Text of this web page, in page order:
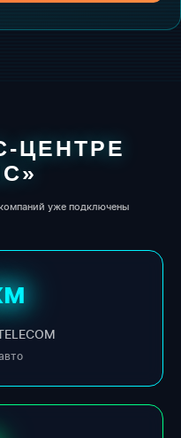
ЦЕНТРЕ
уже подключены